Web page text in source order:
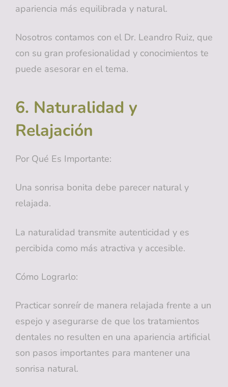
apariencia más equilibrada y natural.
Nosotros contamos con el Dr. Leandro Ruiz, que
con su gran profesionalidad y conocimientos te
puede asesorar en el tema.
6. Naturalidad y
Relajación
Por Qué Es Importante:
Una sonrisa bonita debe parecer natural y
relajada.
La naturalidad transmite autenticidad y es
percibida como más atractiva y accesible.
Cómo Lograrlo:
Practicar sonreír de manera relajada frente a un
espejo y asegurarse de que los tratamientos
dentales no resulten en una apariencia artificial
son pasos importantes para mantener una
sonrisa natural.